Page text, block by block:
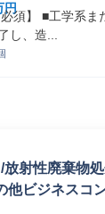
円
須】 ■工学系ま
し、造...
放射性廃棄物
他ビジネスコ